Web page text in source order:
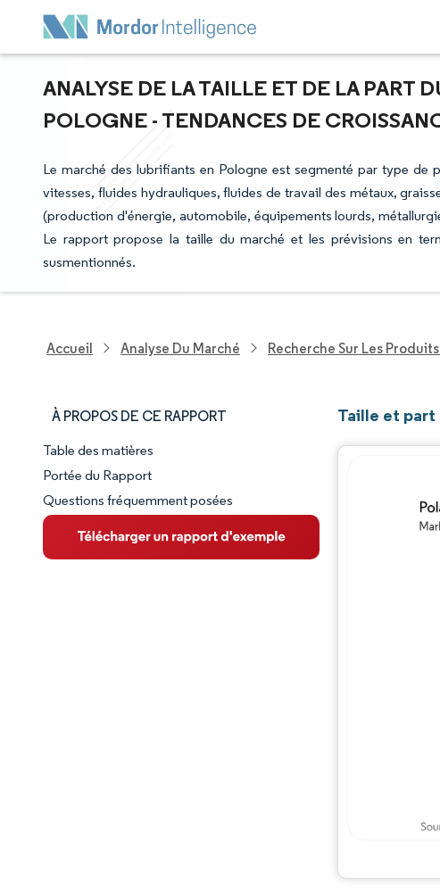
ANALYSE DE LA TAILLE ET DE LA PART
POLOGNE - TENDANCES DE
Le marché des lubrifiants en Pologne est segmenté par type
vitesses, fluides hydrauliques, fluides de travail des métaux,
(production d'énergie, automobile, équipements lourds,
Le rapport propose la taille du marché et les prévisions en
susmentionnés.
Accueil Analyse Du Marché Recherche Sur Les
À PROPOS DE CE RAPPORT
Aperçu du marché
VUE D’ENSEMBLE DU MARCHÉ
Principales tendances du marché
Table des matières
Portée du Rapport
Questions fréquemment posées
Taille et part